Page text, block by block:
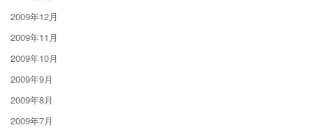
2009年12月
2009年11月
2009年10月
2009年9月
2009年8月
2009年7月